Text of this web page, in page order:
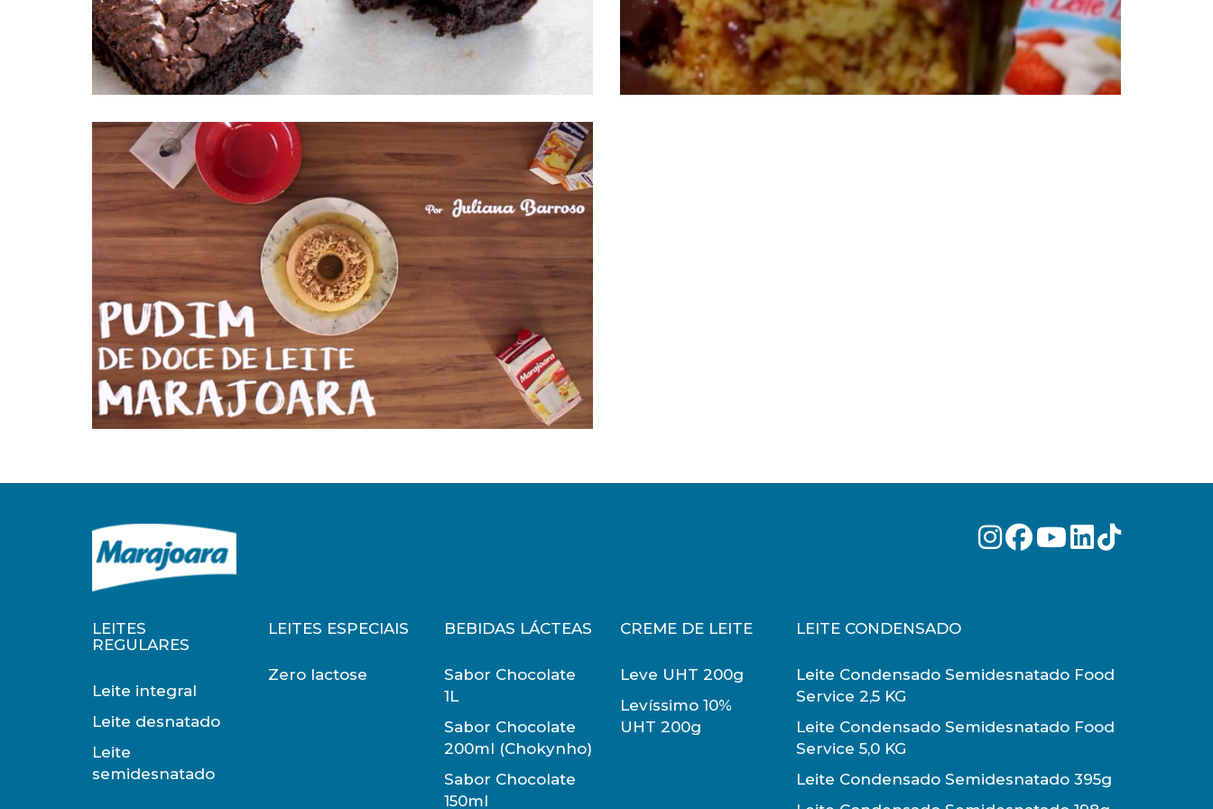
LEITES
REGULARES
Leite integral
Leite desnatado
Leite
semidesnatado
LEITES ESPECIAIS
Zero lactose
BEBIDAS LÁCTEAS
Sabor Chocolate
1L
Sabor Chocolate
200ml (Chokynho)
Sabor Chocolate
150ml
CREME DE LEITE
Leve UHT 200g
Levíssimo 10%
UHT 200g
LEITE CONDENSADO
Leite Condensado Semidesnatado Food
Service 2,5 KG
Leite Condensado Semidesnatado Food
Service 5,0 KG
Leite Condensado Semidesnatado 395g